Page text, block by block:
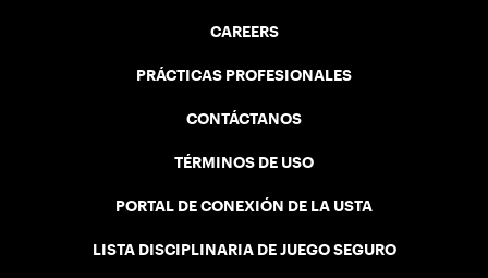
CAREERS
PRÁCTICAS PROFESIONALES
CONTÁCTANOS
TÉRMINOS DE USO
PORTAL DE CONEXIÓN DE LA USTA
LISTA DISCIPLINARIA DE JUEGO SEGURO